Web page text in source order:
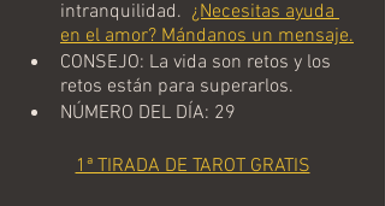
intranquilidad. ¿Necesitas ayuda
en el amor? Mándanos un mensaje.
CONSEJO: La vida son retos y los
retos están para superarlos.
NÚMERO DEL DÍA: 29
1ª TIRADA DE TAROT GRATIS